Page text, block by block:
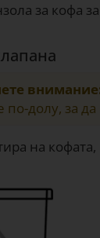
за кофа
по-долу, за
на